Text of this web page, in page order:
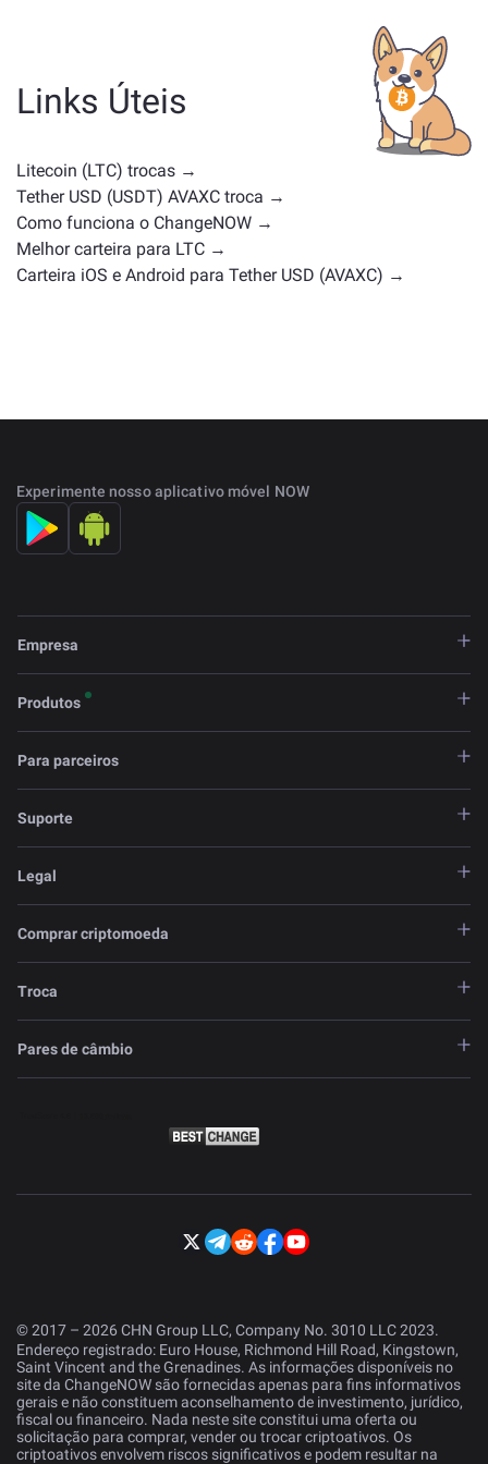
categoria — se é uma stablecoin, token de utilidade,
moeda de governança ou qualquer outro tipo.
Alternativas comuns incluem outras criptomoedas
com casos de uso ou posições de mercado
semelhantes. Confira todos os ativos disponíveis para
troca na página principal de troca
Links Úteis
Litecoin (LTC) trocas →
Tether USD (USDT) AVAXC troca →
Como funciona o ChangeNOW →
Melhor carteira para LTC →
Carteira iOS e Android para Tether USD (AVAXC) →
Experimente nosso aplicativo móvel NOW
Empresa
Produtos
Para parceiros
Suporte
Legal
Comprar criptomoeda
Troca
Pares de câmbio
© 2017 – 2026 CHN Group LLC, Company No. 3010 LLC 2023.
Endereço registrado: Euro House, Richmond Hill Road, Kingstown,
Saint Vincent and the Grenadines. As informações disponíveis no
site da ChangeNOW são fornecidas apenas para fins informativos
gerais e não constituem aconselhamento de investimento, jurídico,
fiscal ou financeiro. Nada neste site constitui uma oferta ou
solicitação para comprar, vender ou trocar criptoativos. Os
criptoativos envolvem riscos significativos e podem resultar na